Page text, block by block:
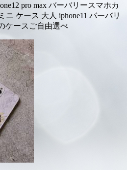
pro max バーバリースマホカ
ニ ケース 大人 iphone11 バーバリ
ケースご自由選べ